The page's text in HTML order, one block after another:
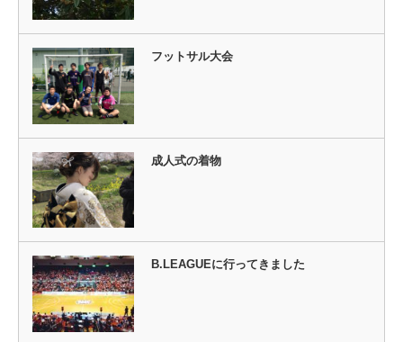
フットサル大会
成人式の着物
B.LEAGUEに行ってきました